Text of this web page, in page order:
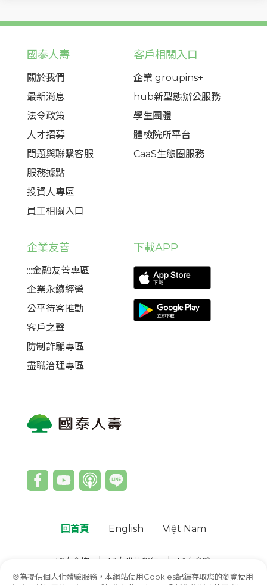
🍪為提供個人化體驗服務，本網站使用Cookies記錄存取您的瀏覽使用
國泰人壽
關於我們
最新消息
法令政策
人才招募
問題與聯繫客服
服務據點
投資人專區
員工相關入口
客戶相關入口
企業 groupins+
hub新型態辦公服務
學生團體
體檢院所平台
CaaS生態圈服務
企業友善
:::金融友善專區
企業永續經營
公平待客推動
客戶之聲
防制詐騙專區
盡職治理專區
下載APP
回首頁 English Việt Nam
國泰金控 國泰世華銀行
國泰產險
國泰綜合證券
國泰投信 國泰投顧